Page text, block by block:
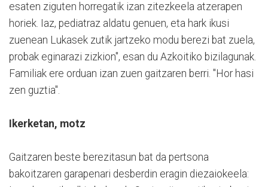
esaten ziguten horregatik izan zitezkeela atzerapen
horiek. Iaz, pediatraz aldatu genuen, eta hark ikusi
zuenean Lukasek zutik jartzeko modu berezi bat zuela,
probak eginarazi zizkion", esan du Azkoitiko bizilagunak.
Familiak ere orduan izan zuen gaitzaren berri. "Hor hasi
zen guztia".
Ikerketan, motz
Gaitzaren beste berezitasun bat da pertsona
bakoitzaren garapenari desberdin eragin diezaiokeela: